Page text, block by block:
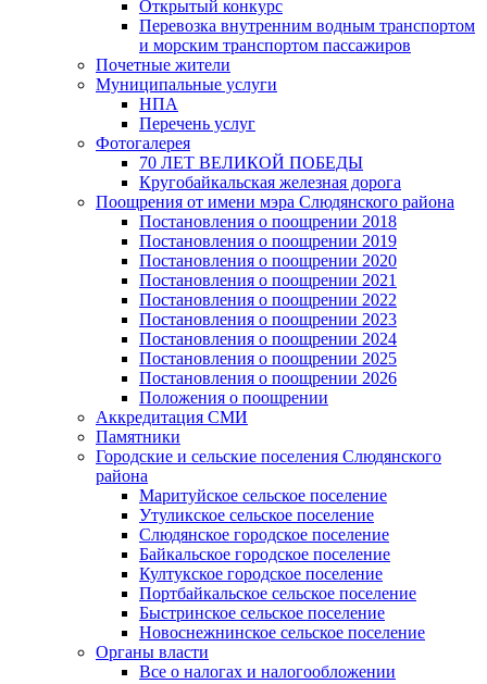
Открытый конкурс
Перевозка внутренним водным транспортом
и морским транспортом пассажиров
Почетные жители
Муниципальные услуги
НПА
Перечень услуг
Фотогалерея
70 ЛЕТ ВЕЛИКОЙ ПОБЕДЫ
Кругобайкальская железная дорога
Поощрения от имени мэра Слюдянского района
Постановления о поощрении 2018
Постановления о поощрении 2019
Постановления о поощрении 2020
Постановления о поощрении 2021
Постановления о поощрении 2022
Постановления о поощрении 2023
Постановления о поощрении 2024
Постановления о поощрении 2025
Постановления о поощрении 2026
Положения о поощрении
Аккредитация СМИ
Памятники
Городские и сельские поселения Слюдянского
района
Маритуйское сельское поселение
Утуликское сельское поселение
Слюдянское городское поселение
Байкальское городское поселение
Култукское городское поселение
Портбайкальское сельское поселение
Быстринское сельское поселение
Новоснежнинское сельское поселение
Органы власти
Все о налогах и налогообложении